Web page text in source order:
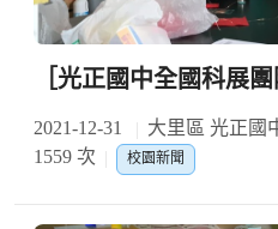
［光正國中全國科展
2021-12-31 大里區 光正國
1559 次
校園新聞